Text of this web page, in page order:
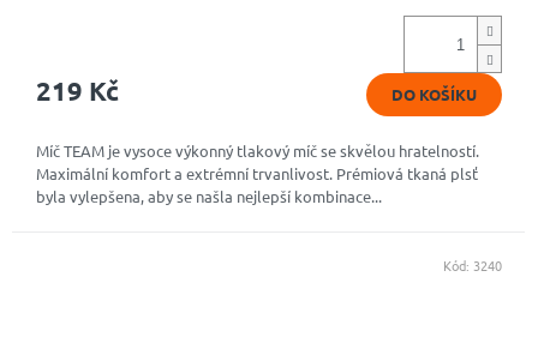
219 Kč DO KOŠÍKU
Míč TEAM je vysoce výkonný tlakový míč se skvělou hratelností.
Maximální komfort a extrémní trvanlivost. Prémiová tkaná plsť
byla vylepšena, aby se našla nejlepší kombinace...
Kód: 3240